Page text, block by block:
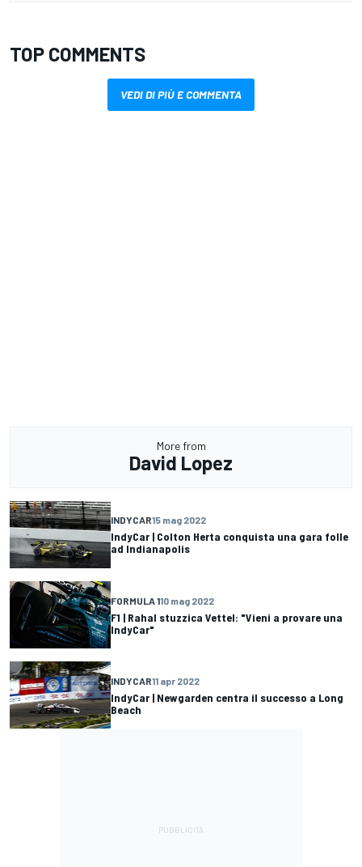
TOP COMMENTS
VEDI DI PIÙ E COMMENTA
More from
David Lopez
INDYCAR15 mag 2022
IndyCar | Colton Herta conquista una gara folle
ad Indianapolis
FORMULA 110 mag 2022
F1 | Rahal stuzzica Vettel: "Vieni a provare una
IndyCar"
INDYCAR11 apr 2022
IndyCar | Newgarden centra il successo a Long
Beach